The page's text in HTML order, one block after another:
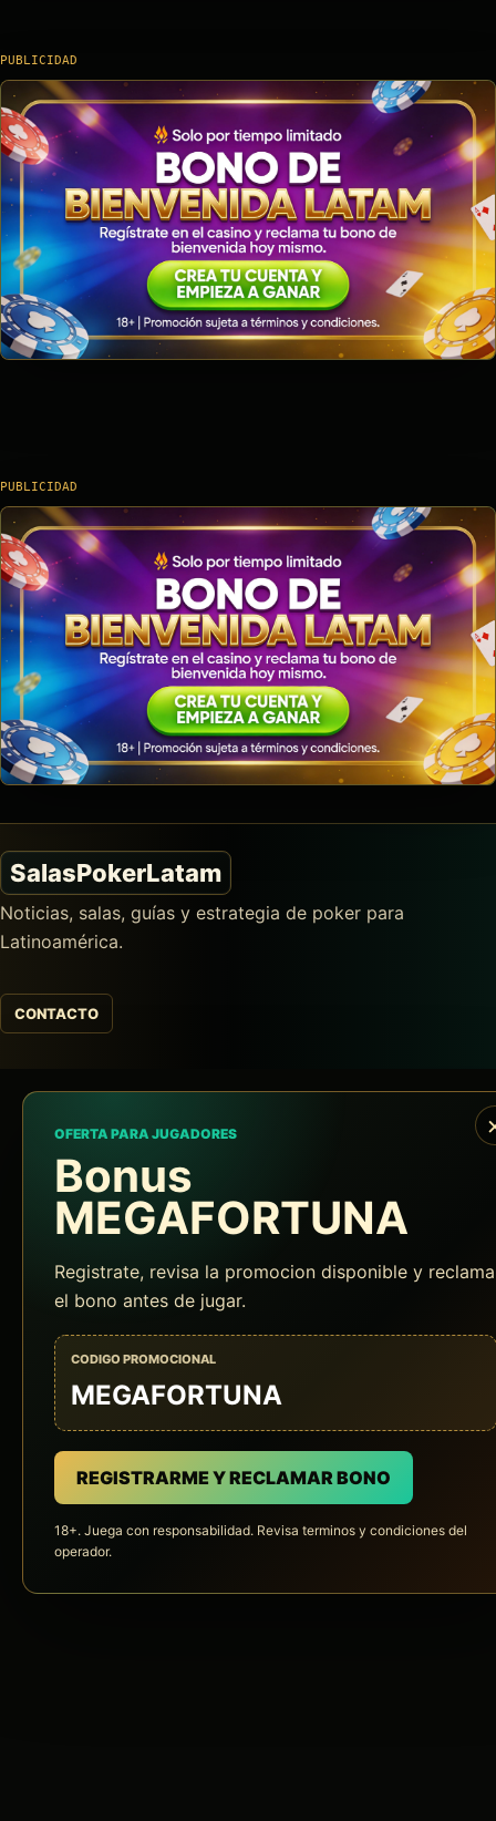
PUBLICIDAD
PUBLICIDAD
SalasPokerLatam
Noticias, salas, guías y estrategia de poker para
Latinoamérica.
CONTACTO
OFERTA PARA JUGADORES
Bonus
MEGAFORTUNA
Registrate, revisa la promocion disponible y reclama
el bono antes de jugar.
CODIGO PROMOCIONAL
MEGAFORTUNA
REGISTRARME Y RECLAMAR BONO
18+. Juega con responsabilidad. Revisa terminos y condiciones del
operador.